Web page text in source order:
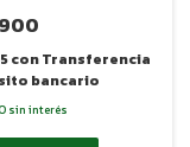
conTransferencia
bancario
sin interés